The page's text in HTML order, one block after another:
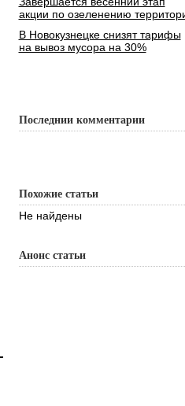
акции по озеленению
В Новокузнецке снизят тарифы
на вывоз мусора на 30%
Последнии комментарии
Похожие статьи
Не найдены
Анонс статьи